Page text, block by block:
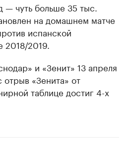
чуть больше 35 тыс.
на домашнем матче
испанской
2018/2019.
и «Зенит» 13 апреля
отрыв «Зенита» от
таблице достиг 4-х